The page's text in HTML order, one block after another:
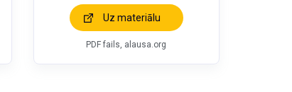
Uz materiālu
PDF fails, alausa.org